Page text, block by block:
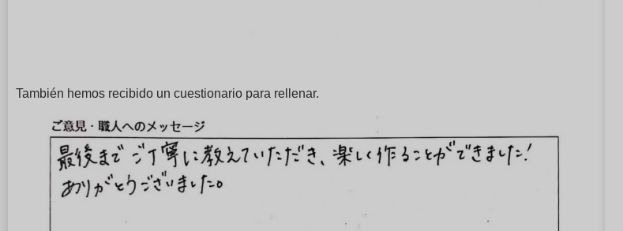
También hemos recibido un cuestionario para rellenar.